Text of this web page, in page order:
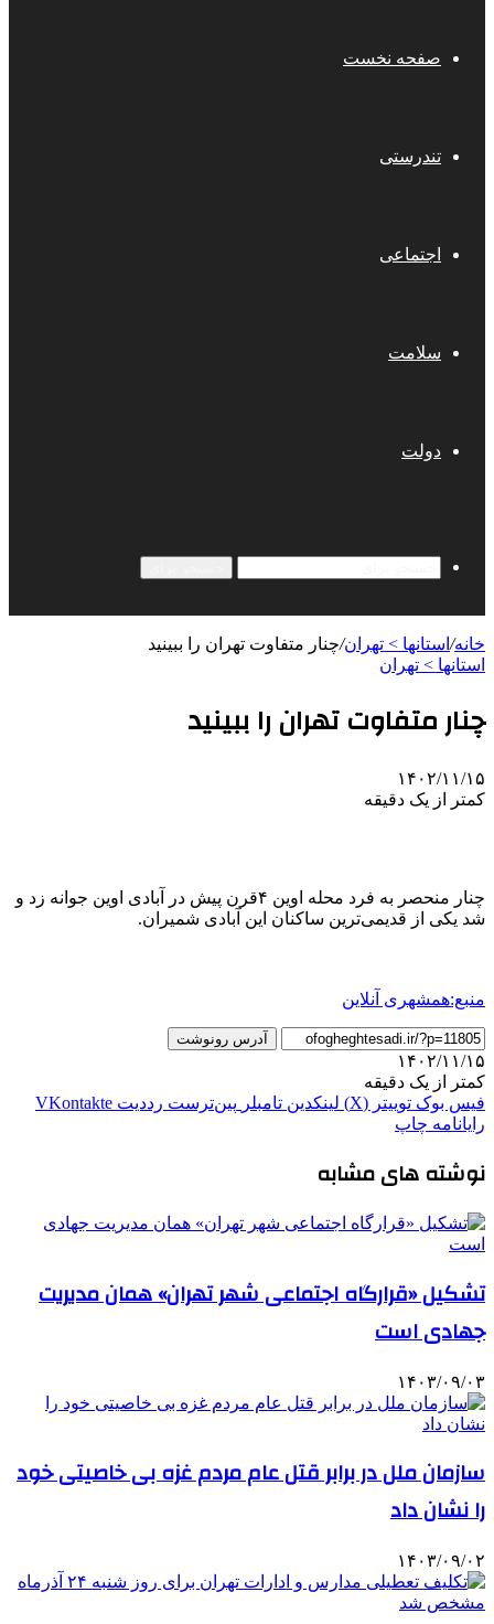
صفحه نخست
تندرستی
اجتماعی
سلامت
دولت
خانه/ استانها > تهران/چنار متفاوت تهران را ببینید
استانها > تهران
چنار متفاوت تهران را ببینید
۱۴۰۲/۱۱/۱۵
کمتر از یک دقیقه
چنار منحصر به فرد محله اوین ۴قرن پیش در آبادی اوین جوانه زد و
شد یکی از قدیمی‌ترین ساکنان این آبادی شمیران.
منبع:همشهری آنلاین
آدرس رونوشت
۱۴۰۲/۱۱/۱۵
کمتر از یک دقیقه
فیس بوک توییتر (X) لینکدین ‫تامبلر ‫پین‌ترست ‫رددیت ‫VKontakte
رایانامه چاپ
نوشته های مشابه
تشکیل «قرارگاه اجتماعی شهر تهران» همان مدیریت
جهادی است
۱۴۰۳/۰۹/۰۳
سازمان ملل در برابر قتل عام مردم غزه بی خاصیتی خود
را نشان داد
۱۴۰۳/۰۹/۰۲